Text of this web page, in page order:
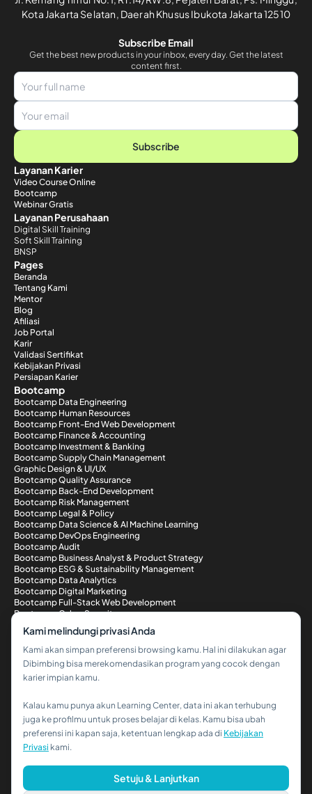
Hi!👋
Kalau kamu butuh bantuan,
Kota Jakarta Selatan, Daerah Khusus Ibukota Jakarta 12510
Subscribe Email
Get the best new products in your inbox, every day. Get the latest
content first.
Subscribe
Layanan Karier
Video Course Online
Bootcamp
Webinar Gratis
Layanan Perusahaan
Digital Skill Training
Soft Skill Training
BNSP
Pages
Beranda
Tentang Kami
Mentor
Blog
Afiliasi
Job Portal
Karir
Validasi Sertifikat
Kebijakan Privasi
Persiapan Karier
Bootcamp
Bootcamp Data Engineering
Bootcamp Human Resources
Bootcamp Front-End Web Development
Bootcamp Finance & Accounting
Bootcamp Investment & Banking
Bootcamp Supply Chain Management
Graphic Design & UI/UX
Bootcamp Quality Assurance
Bootcamp Back-End Development
Bootcamp Risk Management
Bootcamp Legal & Policy
Bootcamp Data Science & AI Machine Learning
Bootcamp DevOps Engineering
Bootcamp Audit
Bootcamp Business Analyst & Product Strategy
Bootcamp ESG & Sustainability Management
Bootcamp Data Analytics
Bootcamp Digital Marketing
Bootcamp Full-Stack Web Development
Bootcamp Cyber Security
Metode Pembayaran
© 2026 PT Dibimbing. All Rights Reserved
Kami melindungi privasi Anda
Kami akan simpan preferensi browsing kamu. Hal ini dilakukan agar
Dibimbing bisa merekomendasikan program yang cocok dengan
karier impian kamu.
Kalau kamu punya akun Learning Center, data ini akan terhubung
juga ke profilmu untuk proses belajar di kelas. Kamu bisa ubah
preferensi ini kapan saja, ketentuan lengkap ada di Kebijakan
Privasi kami.
Setuju & Lanjutkan